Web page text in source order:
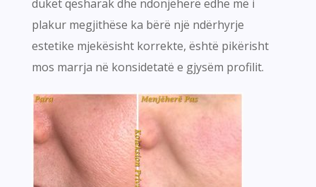
duket qesharak dhe ndonjëherë edhe më i
plakur megjithëse ka bërë një ndërhyrje
estetike mjekësisht korrekte, është pikërisht
mos marrja në konsidetatë e gjysëm profilit.